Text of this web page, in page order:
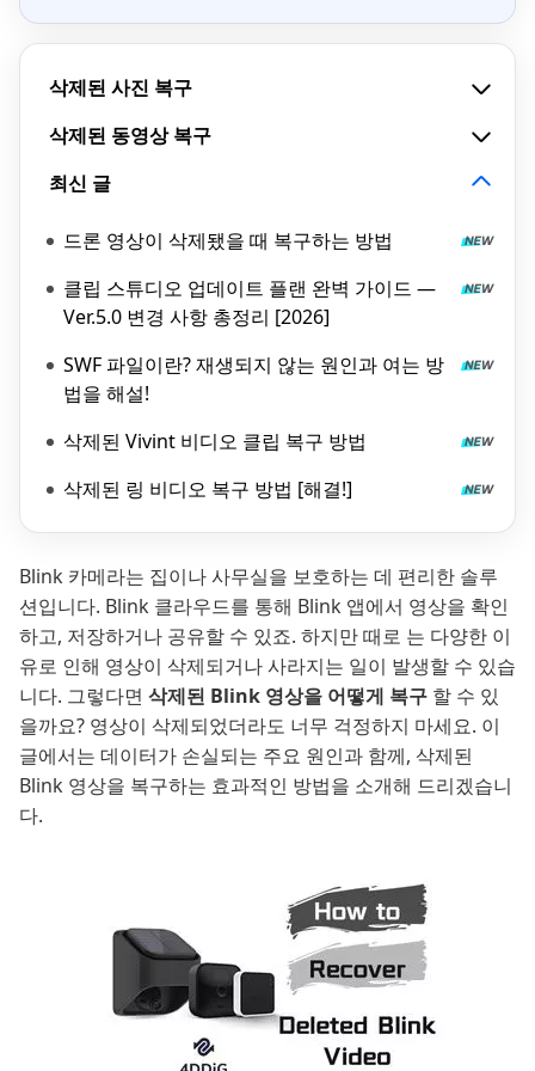
삭제된 사진 복구
삭제된 동영상 복구
최신 글
드론 영상이 삭제됐을 때 복구하는 방법
클립 스튜디오 업데이트 플랜 완벽 가이드 —
Ver.5.0 변경 사항 총정리 [2026]
SWF 파일이란? 재생되지 않는 원인과 여는 방
법을 해설!
삭제된 Vivint 비디오 클립 복구 방법
삭제된 링 비디오 복구 방법 [해결!]
Blink 카메라는 집이나 사무실을 보호하는 데 편리한 솔루
션입니다. Blink 클라우드를 통해 Blink 앱에서 영상을 확인
하고, 저장하거나 공유할 수 있죠. 하지만 때로 는 다양한 이
유로 인해 영상이 삭제되거나 사라지는 일이 발생할 수 있습
니다. 그렇다면 삭제된 Blink 영상을 어떻게 복구 할 수 있
을까요? 영상이 삭제되었더라도 너무 걱정하지 마세요. 이
글에서는 데이터가 손실되는 주요 원인과 함께, 삭제된
Blink 영상을 복구하는 효과적인 방법을 소개해 드리겠습니
다.